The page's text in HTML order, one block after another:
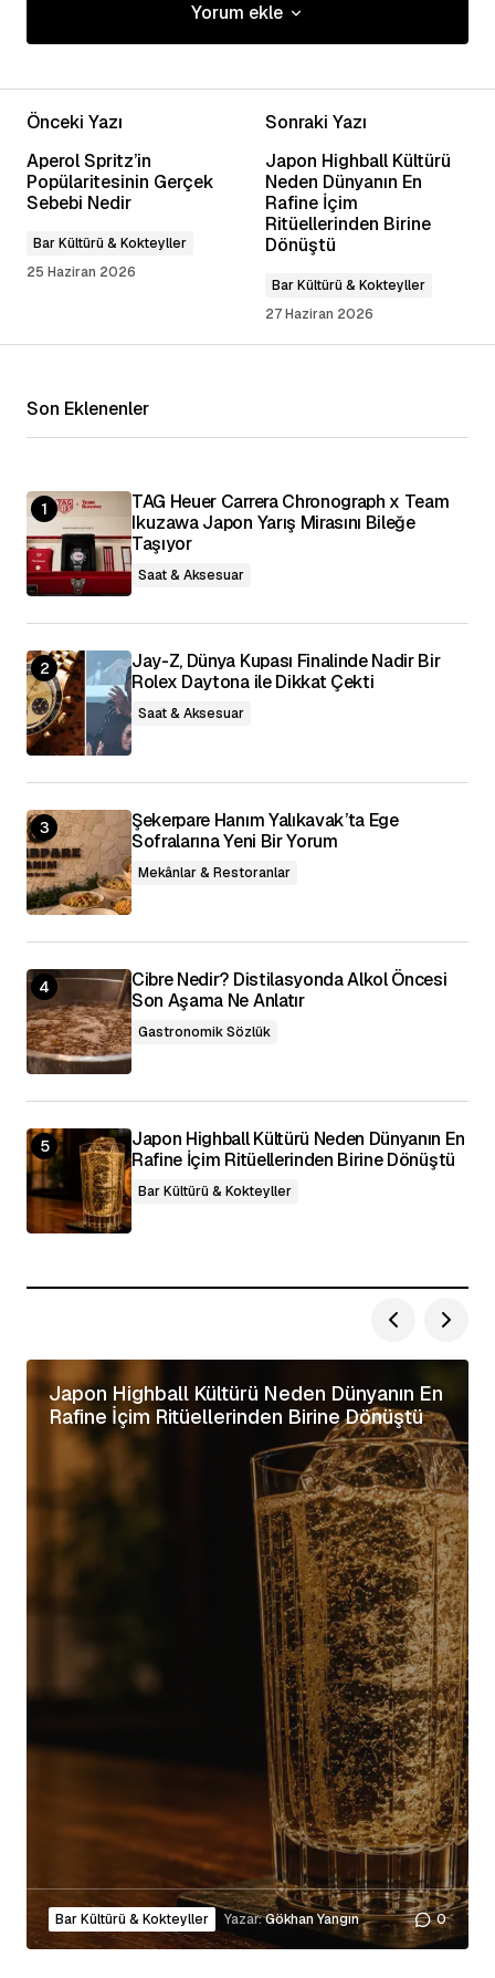
Yorum ekle
Yorum ekle
E-posta adresiniz yayınlanmayacak.
Gerekli
alanlar*ile işaretlenmişlerdir
E-posta Adresiniz*
Daha sonraki yorumlarımda kullanılması için
adım, e-posta adresim ve site adresim bu
tarayıcıya kaydedilsin.
Yorumu Gönder
Önceki Yazı
Aperol Spritz’in
Popülaritesinin Gerçek
Sebebi Nedir
Bar Kültürü & Kokteyller
25 Haziran 2026
Sonraki Yazı
Japon Highball Kültürü
Neden Dünyanın En
Rafine İçim
Ritüellerinden Birine
Dönüştü
Bar Kültürü & Kokteyller
27 Haziran 2026
Son Eklenenler
TAG Heuer Carrera Chronograph x Team
Ikuzawa Japon Yarış Mirasını Bileğe
Taşıyor
Saat & Aksesuar
Jay-Z, Dünya Kupası Finalinde Nadir Bir
Rolex Daytona ile Dikkat Çekti
Saat & Aksesuar
Şekerpare Hanım Yalıkavak’ta Ege
Sofralarına Yeni Bir Yorum
Mekânlar & Restoranlar
Cibre Nedir? Distilasyonda Alkol Öncesi
Son Aşama Ne Anlatır
Gastronomik Sözlük
Japon Highball Kültürü Neden Dünyanın En
Rafine İçim Ritüellerinden Birine Dönüştü
Bar Kültürü & Kokteyller
Japon Highball Kültürü Neden Dünyanın En
Rafine İçim Ritüellerinden Birine Dönüştü
Bar Kültürü & Kokteyller Yazar:Gökhan Yangın 0